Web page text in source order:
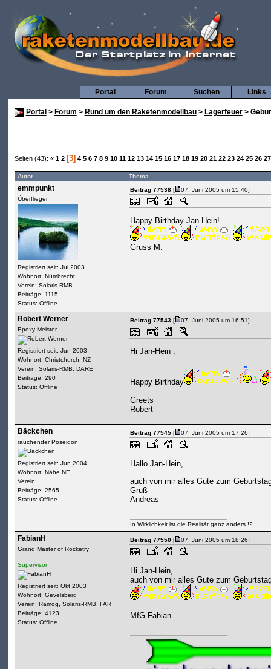
Links
Suchen
Forum
Portal
Portal > Forum > Rund um den Raketenmodellbau> Lagerfeuer>
Seiten (43): « 1 2 [3] 4 5 6 7 8 9 10 11 12 13 14 15 16 17 18 19 20 21 22 23 24 25 26 27
Autor Thema
emmpunkt
Überflieger
Registriert seit: Jul 2003
Wohnort: Nümbrecht
Verein: Solaris-RMB
Beiträge: 1115
Status: Offline
Beitrag 77538[ 07. Juni 2005 um 15:40]
Happy Birthday Jan-Hein!
Gruss M.
Robert Werner
Epoxy-Meister
Registriert seit: Jun 2003
Wohnort: Christchurch, NZ
Verein: Solaris-RMB; DARE
Beiträge: 290
Status: Offline
Beitrag 77543[ 07. Juni 2005 um 16:51]
Hi Jan-Hein ,
Happy Birthday
Greets
Robert
Bäckchen
rauchender Poseidon
Registriert seit: Jun 2004
Wohnort: Nähe NE
Verein:
Beiträge: 2565
Status: Offline
Beitrag 77545[ 07. Juni 2005 um 17:26]
Hallo Jan-Hein,
auch von mir alles Gute zum
Gruß
Andreas
In Wirklichkeit ist die Realität ganz anders !?
FabianH
Grand Master of Rocketry
Supervisor
Registriert seit: Okt 2003
Wohnort: Gevelsberg
Verein: Ramog, Solaris-RMB, FAR
Beiträge: 4123
Status: Offline
Beitrag 77550[ 07. Juni 2005 um 18:26]
Hi Jan-Hein,
auch von mir alles Gute zum
MfG Fabian